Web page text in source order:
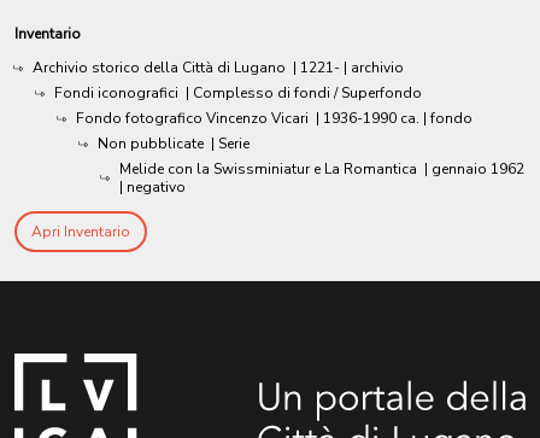
Inventario
Archivio storico della Città di Lugano | 1221- | archivio
Fondi iconografici | Complesso di fondi / Superfondo
Fondo fotografico Vincenzo Vicari | 1936-1990 ca. | fondo
Non pubblicate | Serie
Melide con la Swissminiatur e La Romantica | gennaio 1962
| negativo
Apri Inventario